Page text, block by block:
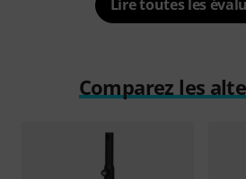
Lire toutes les
Comparez les